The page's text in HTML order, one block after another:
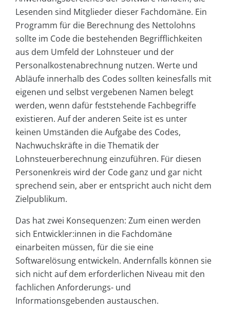
Lesenden sind Mitglieder dieser Fachdomäne. Ein
Programm für die Berechnung des Nettolohns
sollte im Code die bestehenden Begrifflichkeiten
aus dem Umfeld der Lohnsteuer und der
Personalkostenabrechnung nutzen. Werte und
Abläufe innerhalb des Codes sollten keinesfalls mit
eigenen und selbst vergebenen Namen belegt
werden, wenn dafür feststehende Fachbegriffe
existieren. Auf der anderen Seite ist es unter
keinen Umständen die Aufgabe des Codes,
Nachwuchskräfte in die Thematik der
Lohnsteuerberechnung einzuführen. Für diesen
Personenkreis wird der Code ganz und gar nicht
sprechend sein, aber er entspricht auch nicht dem
Zielpublikum.
Das hat zwei Konsequenzen: Zum einen werden
sich Entwickler:innen in die Fachdomäne
einarbeiten müssen, für die sie eine
Softwarelösung entwickeln. Andernfalls können sie
sich nicht auf dem erforderlichen Niveau mit den
fachlichen Anforderungs- und
Informationsgebenden austauschen.